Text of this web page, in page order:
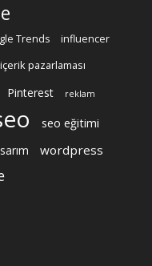
Trends influencer
içerik pazarlaması
Pinterest reklam
seo eğitimi
wordpress